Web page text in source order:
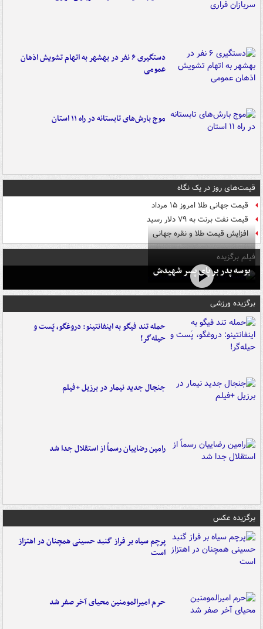
دستگیری ۶ نفر در بهشهر به اتهام تشویش اذهان
عمومی
موج بارش‌های تابستانه در راه ۱۱ استان
قیمت‌های روز در یک نگاه
قیمت جهانی طلا امروز ۱۵ مرداد
قیمت نفت برنت به ۷۹ دلار رسید
افزایش قیمت طلا و نقره جهانی
فیلم برگزیده
بوسه‌ پدر بر پای پسر شهیدش
برگزیده ورزشی
حمله تند فیگو به اینفانتینو: دروغگو، پَست‌ و
حیله‌گر!
جنجال جدید نیمار در برزیل +فیلم
رامین رضاییان رسماً از استقلال جدا شد
برگزیده عکس
پرچم سیاه بر فراز گنبد حسینی همچنان در اهتزاز
است
حرم امیرالمومنین محیای آخر صفر شد